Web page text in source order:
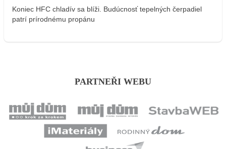
Koniec HFC chladív sa blíži. Budúcnosť tepelných čerpadiel
patrí prírodnému propánu
PARTNEŘI WEBU